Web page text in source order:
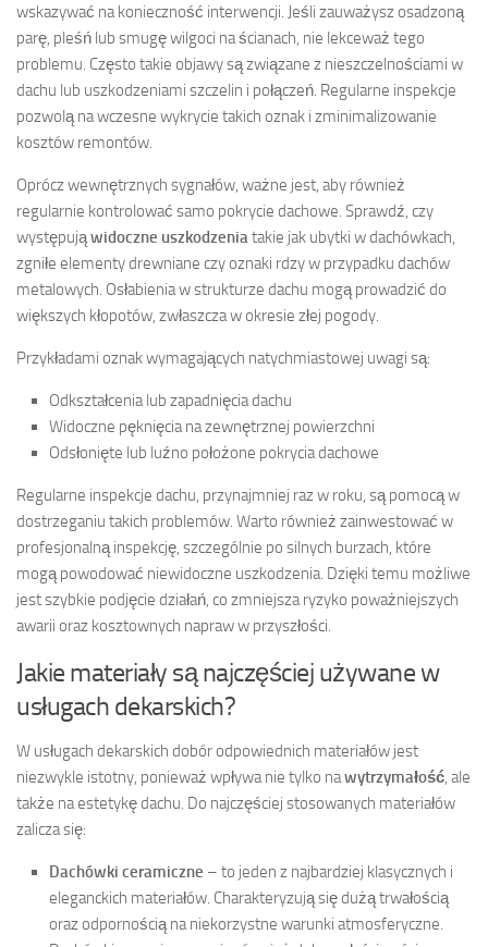
wskazywać na konieczność interwencji. Jeśli zauważysz osadzoną
parę, pleśń lub smugę wilgoci na ścianach, nie lekceważ tego
problemu. Często takie objawy są związane z nieszczelnościami w
dachu lub uszkodzeniami szczelin i połączeń. Regularne inspekcje
pozwolą na wczesne wykrycie takich oznak i zminimalizowanie
kosztów remontów.
Oprócz wewnętrznych sygnałów, ważne jest, aby również
regularnie kontrolować samo pokrycie dachowe. Sprawdź, czy
występująwidoczne uszkodzenia takie jak ubytki w dachówkach,
zgniłe elementy drewniane czy oznaki rdzy w przypadku dachów
metalowych. Osłabienia w strukturze dachu mogą prowadzić do
większych kłopotów, zwłaszcza w okresie złej pogody.
Przykładami oznak wymagających natychmiastowej uwagi są:
Odkształcenia lub zapadnięcia dachu
Widoczne pęknięcia na zewnętrznej powierzchni
Odsłonięte lub luźno położone pokrycia dachowe
Regularne inspekcje dachu, przynajmniej raz w roku, są pomocą w
dostrzeganiu takich problemów. Warto również zainwestować w
profesjonalną inspekcję, szczególnie po silnych burzach, które
mogą powodować niewidoczne uszkodzenia. Dzięki temu możliwe
jest szybkie podjęcie działań, co zmniejsza ryzyko poważniejszych
awarii oraz kosztownych napraw w przyszłości.
Jakie materiały są najczęściej używane w
usługach dekarskich?
W usługach dekarskich dobór odpowiednich materiałów jest
niezwykle istotny, ponieważ wpływa nie tylko nawytrzymałość , ale
także na estetykę dachu. Do najczęściej stosowanych materiałów
zalicza się:
Dachówki ceramiczne – to jeden z najbardziej klasycznych i
eleganckich materiałów. Charakteryzują się dużą trwałością
oraz odpornością na niekorzystne warunki atmosferyczne.